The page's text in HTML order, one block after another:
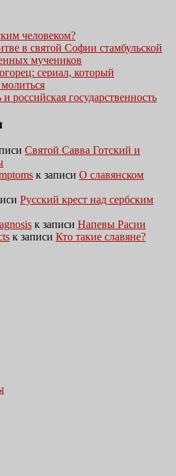
человеком?
в святой Софии стамбульской
мучеников
сериал, который
российская государственность
Святой Савва Готский и
к записи О славянском
Русский крест над сербским
к записи Напевы Расии
к записи Кто такие славяне?